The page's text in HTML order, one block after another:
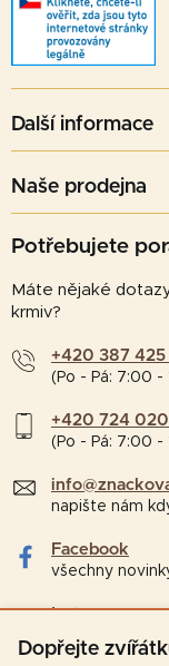
Dopřejte
Další informace
Naše prodejna
Potřebujete
Máte nějaké
krmiv?
+420 387
(Po - Pá: 7:00 -
+420 724
(Po - Pá: 7:00 -
napište nám
Facebook
všechny
Instagram
tipy a